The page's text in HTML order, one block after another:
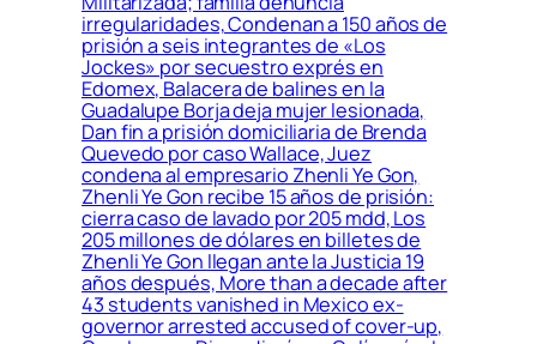
irregularidades, Condenan a 150 años de
prisión a seis integrantes de «Los
Jockes» por secuestro exprés en
Edomex, Balacera de balines en la
Guadalupe Borja deja mujer lesionada,
Dan fin a prisión domiciliaria de Brenda
Quevedo por caso Wallace, Juez
condena al empresario Zhenli Ye Gon,
Zhenli Ye Gon recibe 15 años de prisión:
cierra caso de lavado por 205 mdd, Los
205 millones de dólares en billetes de
Zhenli Ye Gon llegan ante la Justicia 19
años después, More than a decade after
43 students vanished in Mexico ex-
governor arrested accused of cover-up,